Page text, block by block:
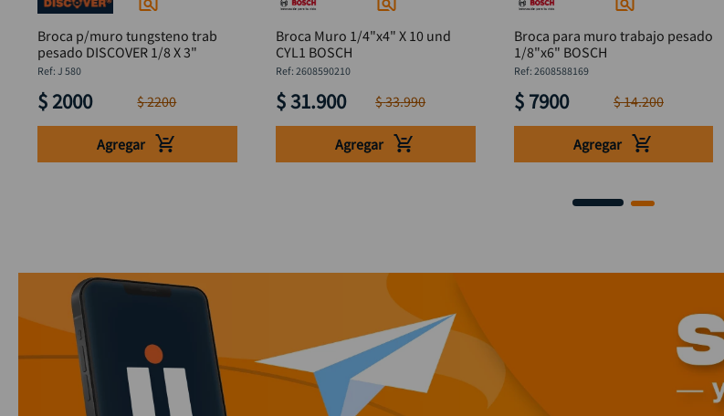
Broca p/muro tungsteno trab
pesado DISCOVER 1/8 X 3"
: J 580
$ 2000 $2200
Agregar
Broca Muro 1/4"x4" X 10 und
CYL1 BOSCH
: 2608590210
$31.900 $33.990
Agregar
Broca para muro trabajo pesado
1/8"x6" BOSCH
: 2608588169
$ 7900 $14.200
Agregar